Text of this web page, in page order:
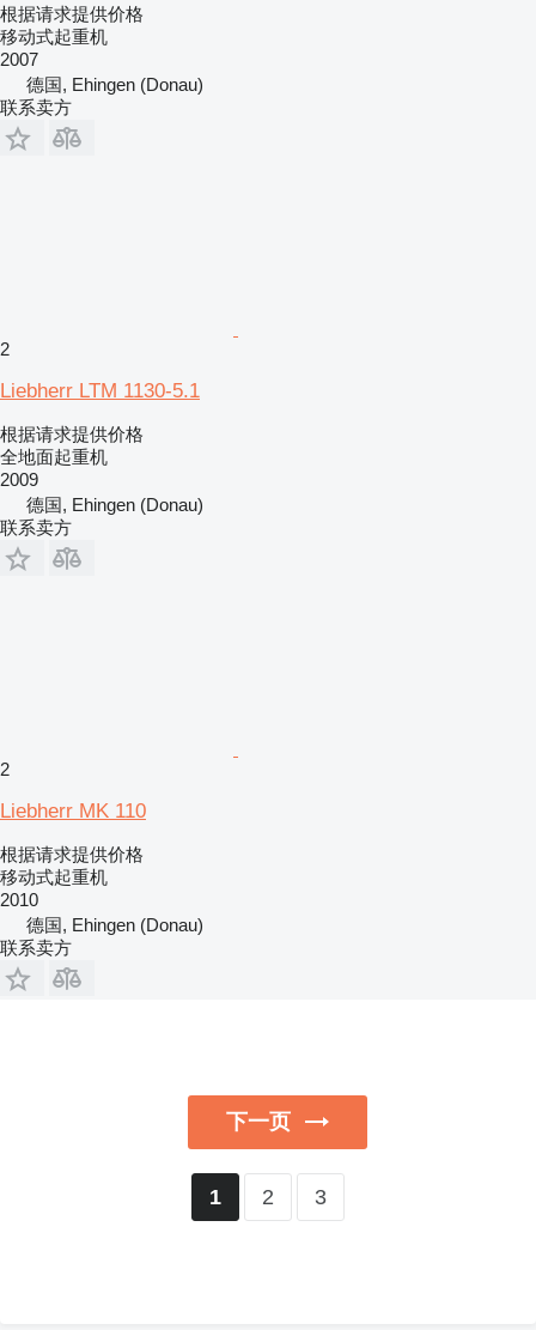
根据请求提供价格
移动式起重机
2007
德国, Ehingen (Donau)
联系卖方
2
Liebherr LTM 1130-5.1
根据请求提供价格
全地面起重机
2009
德国, Ehingen (Donau)
联系卖方
2
Liebherr MK 110
根据请求提供价格
移动式起重机
2010
德国, Ehingen (Donau)
联系卖方
下一页
1 2 3